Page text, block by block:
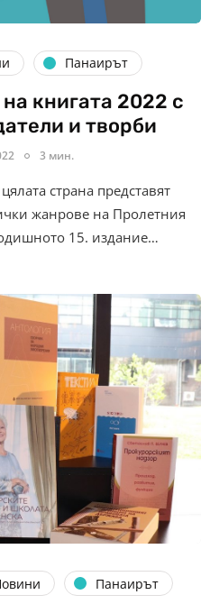
Панаирът
книгата 2022 с
и творби
3 мин.
страна представят
жанрове на Пролетния
15. издание…
Панаирът